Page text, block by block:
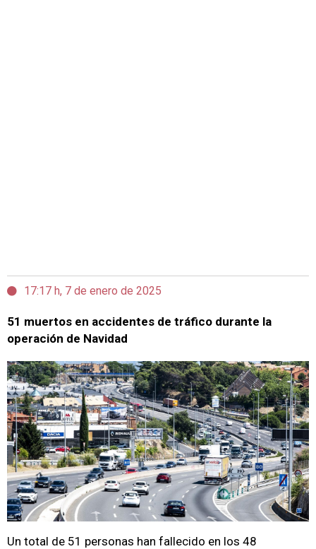
17:17 h, 7 de enero de 2025
51 muertos en accidentes de tráfico durante la
operación de Navidad
Un total de 51 personas han fallecido en los 48